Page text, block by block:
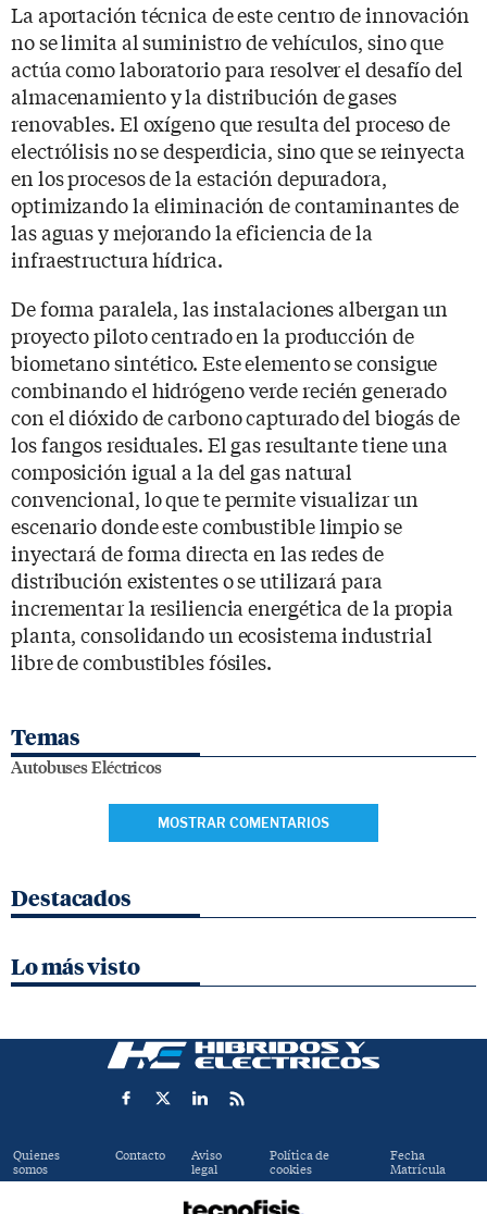
La aportación técnica de este centro de innovación
no se limita al suministro de vehículos, sino que
actúa como laboratorio para resolver el desafío del
almacenamiento y la distribución de gases
renovables. El oxígeno que resulta del proceso de
electrólisis no se desperdicia, sino que se reinyecta
en los procesos de la estación depuradora,
optimizando la eliminación de contaminantes de
las aguas y mejorando la eficiencia de la
infraestructura hídrica.
De forma paralela, las instalaciones albergan un
proyecto piloto centrado en la producción de
biometano sintético. Este elemento se consigue
combinando el hidrógeno verde recién generado
con el dióxido de carbono capturado del biogás de
los fangos residuales. El gas resultante tiene una
composición igual a la del gas natural
convencional, lo que te permite visualizar un
escenario donde este combustible limpio se
inyectará de forma directa en las redes de
distribución existentes o se utilizará para
incrementar la resiliencia energética de la propia
planta, consolidando un ecosistema industrial
libre de combustibles fósiles.
Temas
Autobuses Eléctricos
MOSTRAR COMENTARIOS
Destacados
Lo más visto
Quienes
somos
Contacto Aviso
legal
Política de
cookies
Fecha
Matrícula